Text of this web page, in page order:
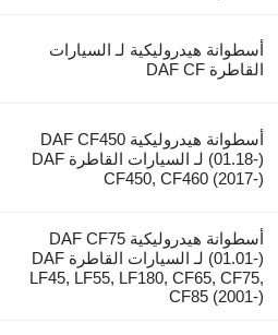
أسطوانة هيدروليكية لـ السيارات
القاطرة DAF CF
أسطوانة هيدروليكية DAF CF450
(01.18-) لـ السيارات القاطرة DAF
CF450, CF460 (2017-)
أسطوانة هيدروليكية DAF CF75
(01.01-) لـ السيارات القاطرة DAF
LF45, LF55, LF180, CF65, CF75,
CF85 (2001-)